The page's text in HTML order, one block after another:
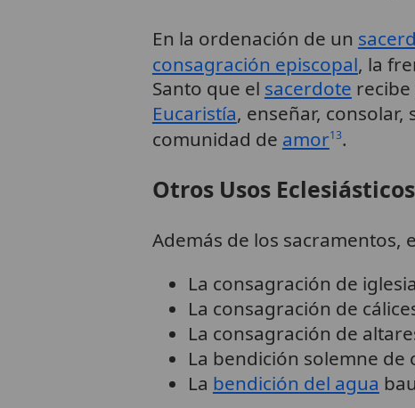
En la ordenación de un
consagración episcopal, la
Santo que el sacerdote
Eucaristía, enseñar, consolar,
comunidad de amor13.
Otros Usos Eclesiásticos
Además de los sacramentos,
La consagración de
La consagración de
La consagración de
La bendición solemne de
La bendición del agua